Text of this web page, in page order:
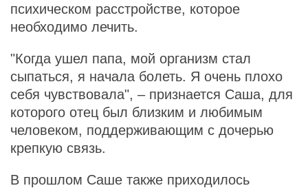
психическом расстройстве, которое
необходимо лечить.
"Когда ушел папа, мой организм стал
сыпаться, я начала болеть. Я очень плохо
себя чувствовала", – признается Саша, для
которого отец был близким и любимым
человеком, поддерживающим с дочерью
крепкую связь.
В прошлом Саше также приходилось